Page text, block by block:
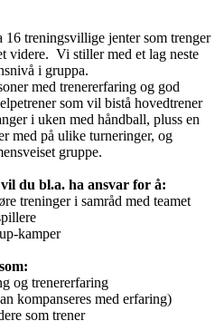
16 treningsvillige jenter som trenger
videre. Vi stiller med et lag neste
i gruppa.
med trenererfaring og god
som vil bistå hovedtrener
i uken med håndball, pluss en
med på ulike turneringer, og
gruppe.
du bl.a. ha ansvar for å:
treninger i samråd med teamet
kamper
og trenererfaring
kompanseres med erfaring)
som trener